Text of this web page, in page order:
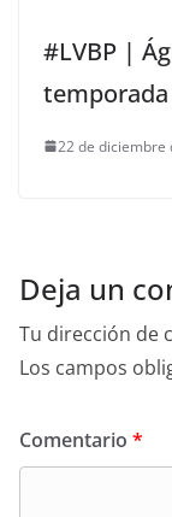
#LVBP |
22 de diciembre
Deja un
Tu dirección de
Los campos
Comentario *